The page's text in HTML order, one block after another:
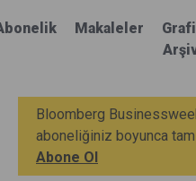
Makaleler
Bloomberg
aboneliğiniz boyunca
Abone Ol